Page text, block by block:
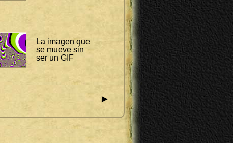
La imagen que
se mueve sin
ser un GIF
►